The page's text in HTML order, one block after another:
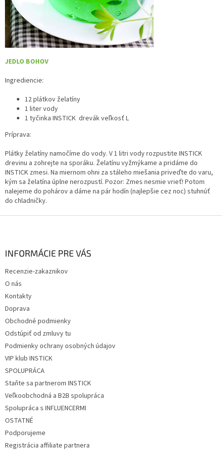
JEDLO BOHOV
Ingrediencie:
12 plátkov želatíny
1 liter vody
1 tyčinka INSTICK drevákveľkosť L
Príprava:
Plátky želatíny namočíme do vody. V 1 litri vody rozpustite INSTICK
drevinu a zohrejte na sporáku. Želatínu vyžmýkame a pridáme do
INSTICK zmesi. Na miernom ohni za stáleho miešania priveďte do varu,
kým sa želatína úplne nerozpustí. Pozor: Zmes nesmie vrieť! Potom
nalejeme do pohárov a dáme na pár hodín (najlepšie cez noc) stuhnúť
do chladničky.
INFORMÁCIE PRE VÁS
Recenzie-zakaznikov
O nás
Kontakty
Doprava
Obchodné podmienky
Odstúpiť od zmluvy tu
Podmienky ochrany osobných údajov
VIP klub INSTICK
SPOLUPRÁCA
Staňte sa partnerom INSTICK
Veľkoobchodná a B2B spolupráca
Spolupráca s INFLUENCERMI
OSTATNÉ
Podporujeme
Registrácia affiliate partnera